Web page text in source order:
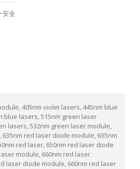
安全
405nm violet lasers,445nm blue
blue lasers,515nm green laser
lasers,532nm green laser module,
635nm red laser diode module, 635nm
red laser, 650nm red laser diode
module, 660nm red laser
laser diode module, 660nm red laser